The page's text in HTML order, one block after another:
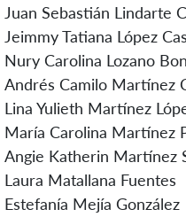
Juan Sebastián Lindarte
Jeimmy Tatiana López
Nury Carolina Lozano
Andrés Camilo Martínez
Lina Yulieth Martínez
María Carolina Martínez
Angie Katherin Martínez
Laura Matallana Fuentes
Estefanía Mejía González